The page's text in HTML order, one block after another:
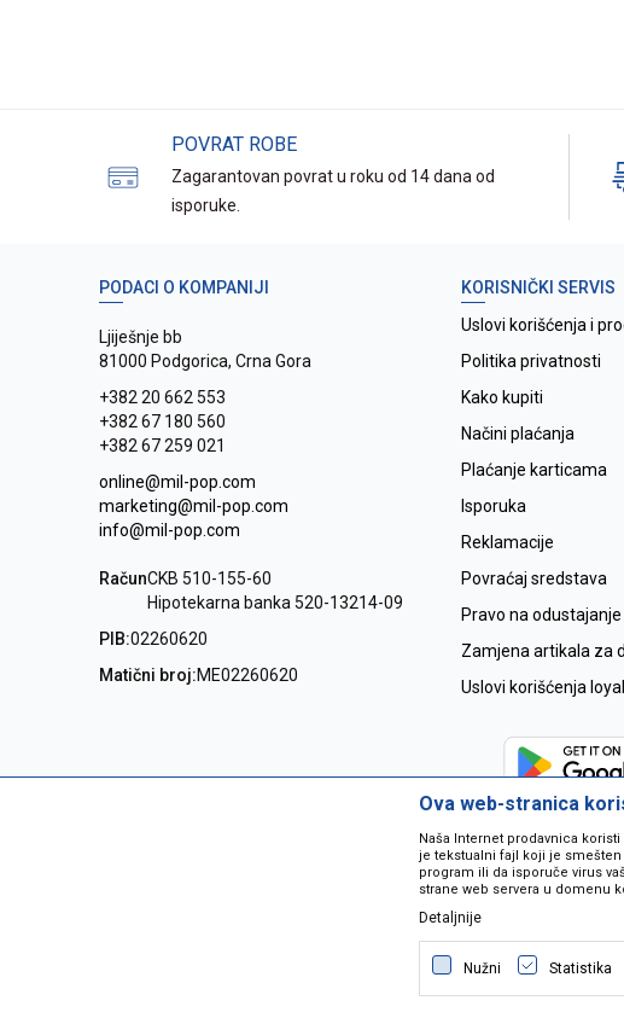
POVRAT ROBE
Zagarantovan povrat u roku od 14 dana od
isporuke.
PODACI O KOMPANIJI
Ljiješnje bb
81000 Podgorica, Crna Gora
+382 20 662 553
+382 67 180 560
+382 67 259 021
online@mil-pop.com
marketing@mil-pop.com
info@mil-pop.com
RačunCKB 510-155-60
Hipotekarna banka 520-13214-09
PIB:02260620
Matični broj:ME02260620
KORISNIČKI SERVIS
Uslovi korišćenja i
Politika privatnosti
Kako kupiti
Načini plaćanja
Plaćanje karticama
Isporuka
Reklamacije
Povraćaj sredstava
Pravo na odustajanje
Zamjena artikala za
Uslovi korišćenja
Nastojimo da budemo što precizniji u opisu
grešaka. Svi artikli na sajtu su dio naše ponude
Ova web-stranica
Naša Internet prodavnica
je tekstualni fajl koji je
program ili da isporuče virus
strane web servera u domenu
Detaljnije
Nužni Statistika